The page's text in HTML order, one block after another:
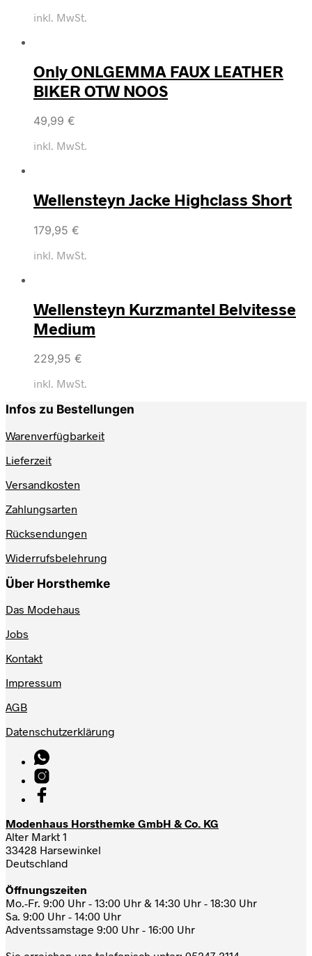
inkl. MwSt.
Only ONLGEMMA FAUX LEATHER
BIKER OTW NOOS
49,99 €
inkl. MwSt.
Wellensteyn Jacke Highclass Short
179,95 €
inkl. MwSt.
Wellensteyn Kurzmantel Belvitesse
Medium
229,95 €
inkl. MwSt.
Infos zu Bestellungen
Warenverfügbarkeit
Lieferzeit
Versandkosten
Zahlungsarten
Rücksendungen
Widerrufsbelehrung
Über Horsthemke
Das Modehaus
Jobs
Kontakt
Impressum
AGB
Datenschutzerklärung
Modenhaus Horsthemke GmbH & Co. KG
Alter Markt 1
33428 Harsewinkel
Deutschland
Öffnungszeiten
Mo.-Fr. 9:00 Uhr - 13:00 Uhr & 14:30 Uhr - 18:30 Uhr
Sa. 9:00 Uhr - 14:00 Uhr
Adventssamstage 9:00 Uhr - 16:00 Uhr